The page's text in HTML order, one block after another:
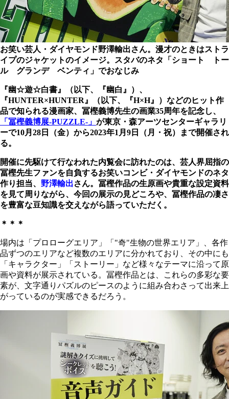
お笑い芸人・ダイヤモンド野澤輸出さん。漫才のときはストラ
イプのジャケットのイメージ。スタバのネタ「ショート トー
ル グランデ ベンティ」でおなじみ
『幽☆遊☆白書』（以下、『幽白』）、
『HUNTER×HUNTER』（以下、『H×H』）などのヒット作
品で知られる漫画家、冨樫義博先生の画業35周年を記念し、
「冨樫義博展-PUZZLE-」 が東京・森アーツセンターギャラリ
ーで10月28日（金）から2023年1月9日（月・祝）まで開催され
る。
開催に先駆けて行なわれた内覧会に訪れたのは、芸人界屈指の
冨樫先生ファンを自負するお笑いコンビ・ダイヤモンドのネタ
作り担当、 野澤輸出さん。冨樫作品の生原画や貴重な設定資料
を見て周りながら、今回の展示の見どころや、冨樫作品の凄さ
を豊富な豆知識を交えながら語っていただく。
＊＊＊
場内は「プロローグエリア」「"奇"生物の世界エリア」、各作
品ずつのエリアなど複数のエリアに分かれており、その中にも
「キャラクター」「ストーリー」など様々なテーマに沿って原
画や資料が展示されている。冨樫作品とは、これらの多彩な要
素が、文字通りパズルのピースのように組み合わさって出来上
がっているのが実感できるだろう。